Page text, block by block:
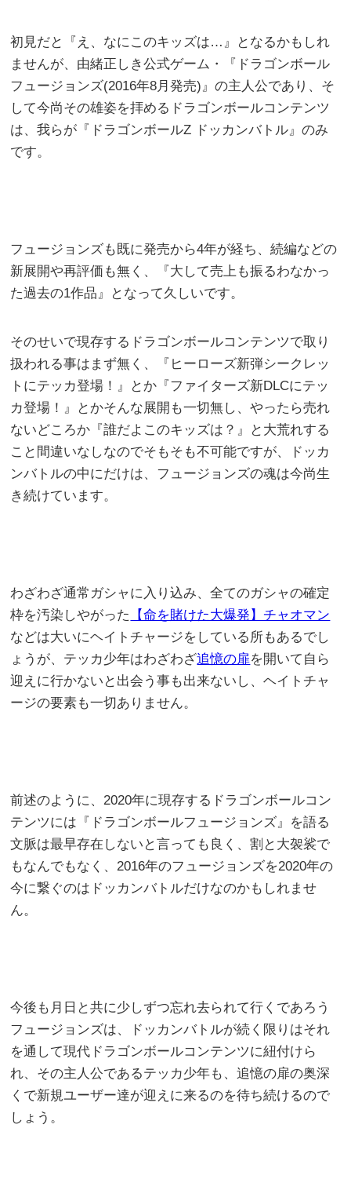
初見だと『え、なにこのキッズは…』となるかもしれ
ませんが、由緒正しき公式ゲーム・『ドラゴンボール
フュージョンズ(2016年8月発売)』の主人公であり、そ
して今尚その雄姿を拝めるドラゴンボールコンテンツ
は、我らが『ドラゴンボールZ ドッカンバトル』のみ
です。
フュージョンズも既に発売から4年が経ち、続編などの
新展開や再評価も無く、『大して売上も振るわなかっ
た過去の1作品』となって久しいです。
そのせいで現存するドラゴンボールコンテンツで取り
扱われる事はまず無く、『ヒーローズ新弾シークレッ
トにテッカ登場！』とか『ファイターズ新DLCにテッ
カ登場！』とかそんな展開も一切無し、やったら売れ
ないどころか『誰だよこのキッズは？』と大荒れする
こと間違いなしなのでそもそも不可能ですが、ドッカ
ンバトルの中にだけは、フュージョンズの魂は今尚生
き続けています。
わざわざ通常ガシャに入り込み、全てのガシャの確定
枠を汚染しやがった
【命を賭けた大爆発】チャオマン
などは大いにヘイトチャージをしている所もあるでし
ょうが、テッカ少年はわざわざ追憶の扉を開いて自ら
迎えに行かないと出会う事も出来ないし、ヘイトチャ
ージの要素も一切ありません。
前述のように、2020年に現存するドラゴンボールコン
テンツには『ドラゴンボールフュージョンズ』を語る
文脈は最早存在しないと言っても良く、割と大袈裟で
もなんでもなく、2016年のフュージョンズを2020年の
今に繋ぐのはドッカンバトルだけなのかもしれませ
ん。
今後も月日と共に少しずつ忘れ去られて行くであろう
フュージョンズは、ドッカンバトルが続く限りはそれ
を通して現代ドラゴンボールコンテンツに紐付けら
れ、その主人公であるテッカ少年も、追憶の扉の奥深
くで新規ユーザー達が迎えに来るのを待ち続けるので
しょう。